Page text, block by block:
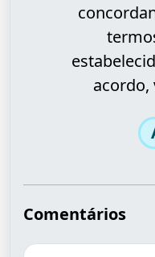
acordo,
Comentários